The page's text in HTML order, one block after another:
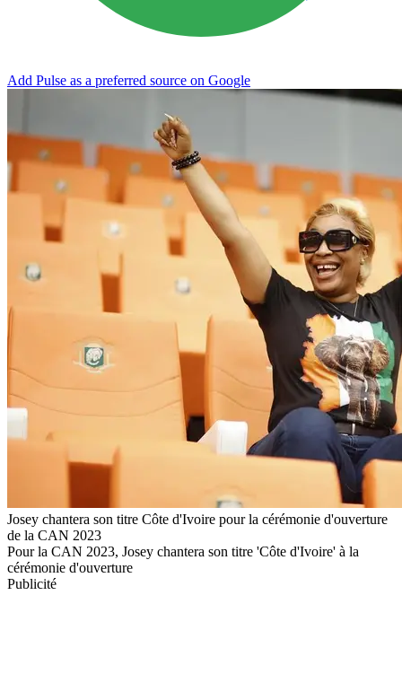
Add Pulse as a preferred source on Google
Josey chantera son titre Côte d'Ivoire pour la cérémonie d'ouverture
de la CAN 2023
Pour la CAN 2023, Josey chantera son titre 'Côte d'Ivoire' à la
cérémonie d'ouverture
Publicité